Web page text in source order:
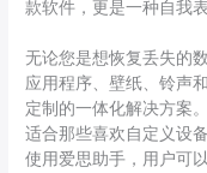
款软件，更是一种自我
无论您是想恢复丢失的
应用程序、壁纸、铃声
定制的一体化解决方案
适合那些喜欢自定义设
使用爱思助手，用户可